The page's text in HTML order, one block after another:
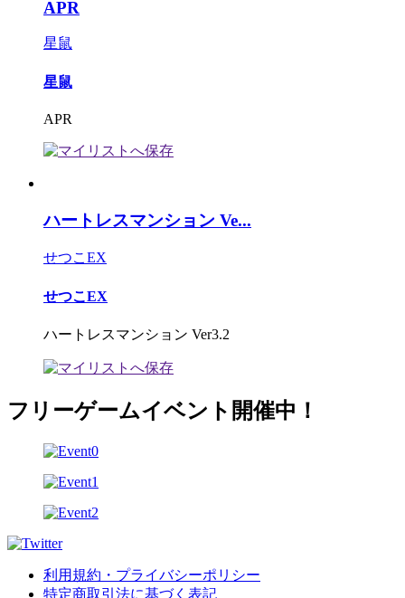
APR
星鼠
星鼠
APR
ハートレスマンション Ve...
せつこEX
せつこEX
ハートレスマンション Ver3.2
フリーゲームイベント開催中！
利用規約・プライバシーポリシー
特定商取引法に基づく表記